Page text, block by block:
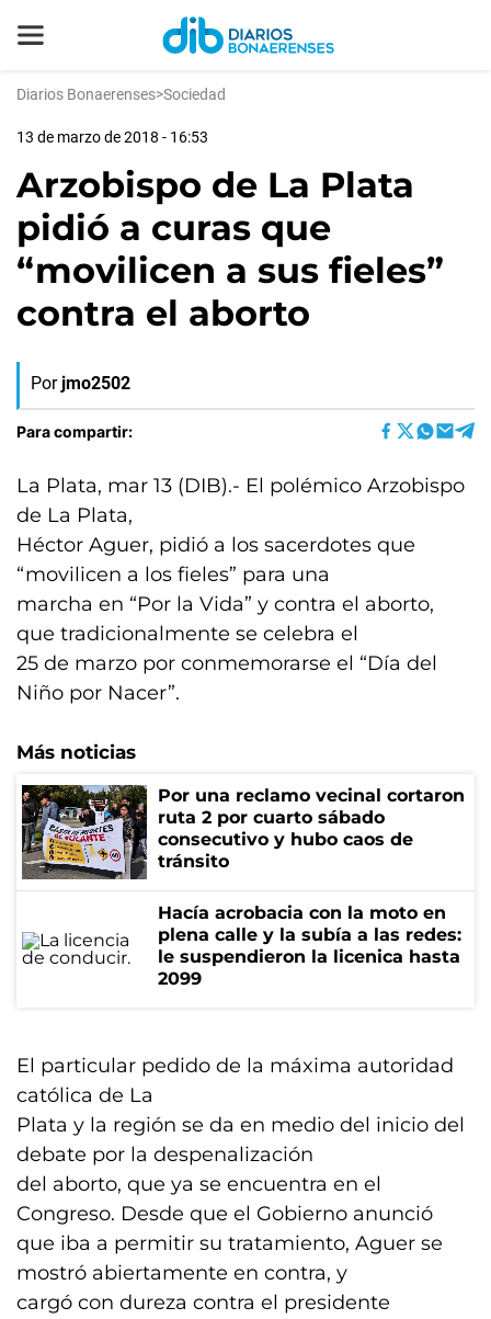
Diarios Bonaerenses>Sociedad
13 de marzo de 2018 - 16:53
Arzobispo de La Plata
pidió a curas que
“movilicen a sus fieles”
contra el aborto
Por jmo2502
Para compartir:
La Plata, mar 13 (DIB).- El polémico Arzobispo
de La Plata,
Héctor Aguer, pidió a los sacerdotes que
“movilicen a los fieles” para una
marcha en “Por la Vida” y contra el aborto,
que tradicionalmente se celebra el
25 de marzo por conmemorarse el “Día del
Niño por Nacer”.
Más noticias
Por una reclamo vecinal cortaron
ruta 2 por cuarto sábado
consecutivo y hubo caos de
tránsito
Hacía acrobacia con la moto en
plena calle y la subía a las redes:
le suspendieron la licenica hasta
2099
El particular pedido de la máxima autoridad
católica de La
Plata y la región se da en medio del inicio del
debate por la despenalización
del aborto, que ya se encuentra en el
Congreso. Desde que el Gobierno anunció
que iba a permitir su tratamiento, Aguer se
mostró abiertamente en contra, y
cargó con dureza contra el presidente